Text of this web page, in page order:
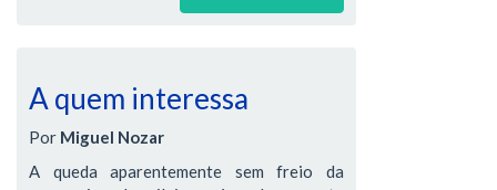
A quem interessa
Por Miguel Nozar
A queda aparentemente sem freio da